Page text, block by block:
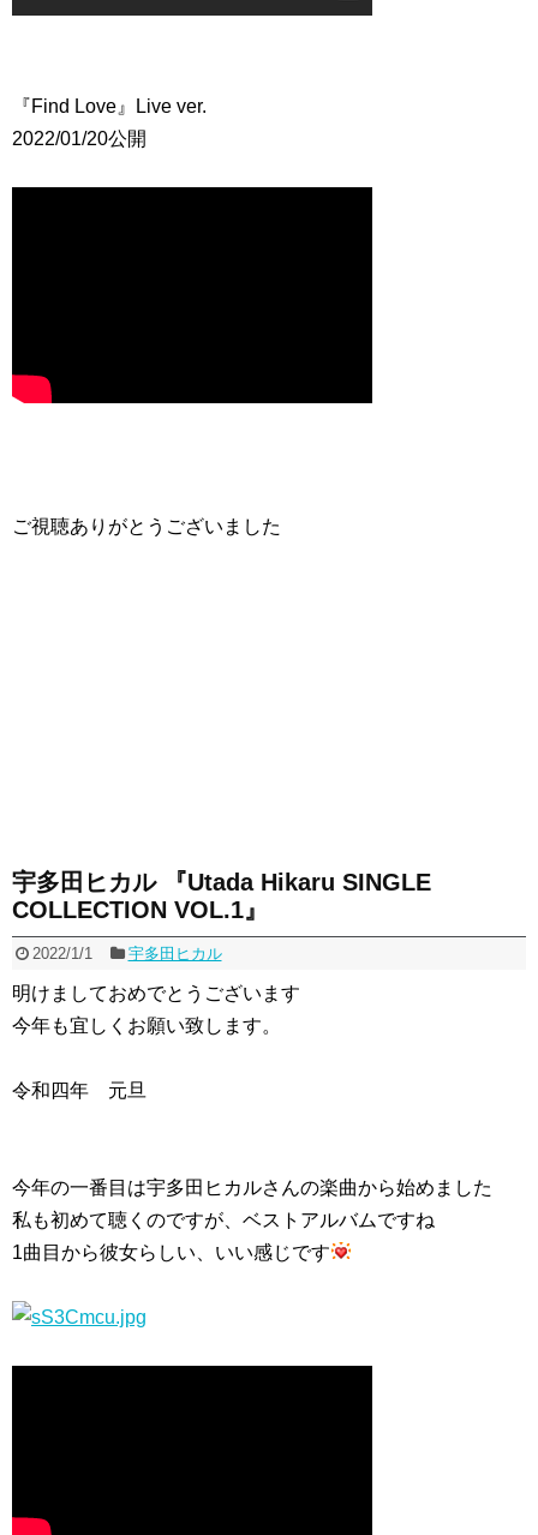
『Find Love』Live ver.
2022/01/20公開
ご視聴ありがとうございました
宇多田ヒカル 『Utada Hikaru SINGLE
COLLECTION VOL.1』
2022/1/1 宇多田ヒカル
明けましておめでとうございます
今年も宜しくお願い致します。
令和四年 元旦
今年の一番目は宇多田ヒカルさんの楽曲から始めました
私も初めて聴くのですが、ベストアルバムですね
1曲目から彼女らしい、いい感じです